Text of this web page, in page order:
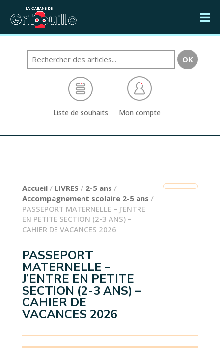
Liste de souhaits Mon compte
Accueil/ LIVRES / 2-5 ans /
Accompagnement scolaire 2-5 ans /
PASSEPORT MATERNELLE – J’ENTRE
EN PETITE SECTION (2-3 ANS) –
CAHIER DE VACANCES 2026
PASSEPORT
MATERNELLE –
J’ENTRE EN PETITE
SECTION (2-3 ANS) –
CAHIER DE
VACANCES 2026